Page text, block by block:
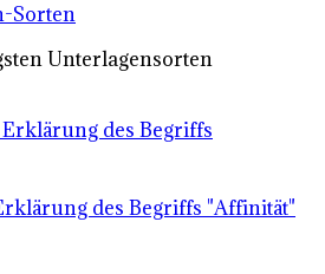
Sorten
Unterlagensorten
des Begriffs
des Begriffs "Affinität"